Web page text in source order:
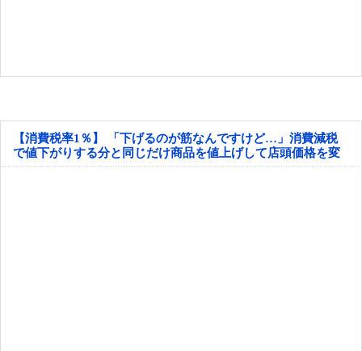
【消費税率1％】 「下げるのが筋なんですけど…」消費減税
で値下がりする分と同じだけ商品を値上げして店頭価格を変
えない店も